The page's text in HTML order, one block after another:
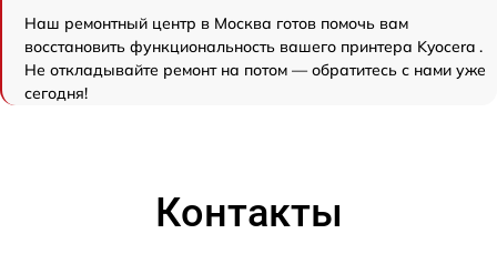
Наш ремонтный центр в Москва готов помочь вам
восстановить функциональность вашего принтера Kyocera .
Не откладывайте ремонт на потом — обратитесь с нами уже
сегодня!
Контакты